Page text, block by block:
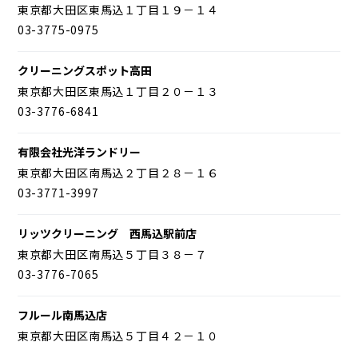
東京都大田区東馬込１丁目１９－１４
03-3775-0975
クリーニングスポット高田
東京都大田区東馬込１丁目２０－１３
03-3776-6841
有限会社光洋ランドリー
東京都大田区南馬込２丁目２８－１６
03-3771-3997
リッツクリーニング 西馬込駅前店
東京都大田区南馬込５丁目３８－７
03-3776-7065
フルール南馬込店
東京都大田区南馬込５丁目４２－１０